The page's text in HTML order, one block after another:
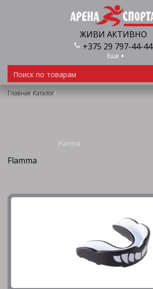
ЖИВИ АКТИВНО
+375 29 797-44-44
Еще
Главная/Каталог/
Flamma
Flamma